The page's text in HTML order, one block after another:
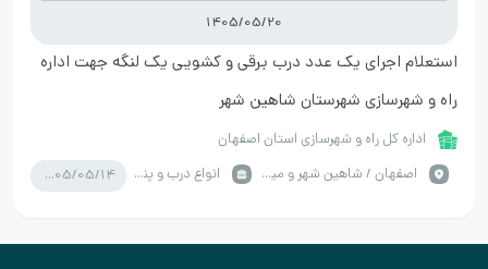
1405/05/20
استعلام اجرای یک عدد درب برقی و کشویی یک لنگه جهت اداره
راه و شهرسازی شهرستان شاهین شهر
اداره کل راه و شهرسازی استان اصفهان
اصفهان / شاهین شهر و میمه
انواع درب و پنجره 1405/05/14